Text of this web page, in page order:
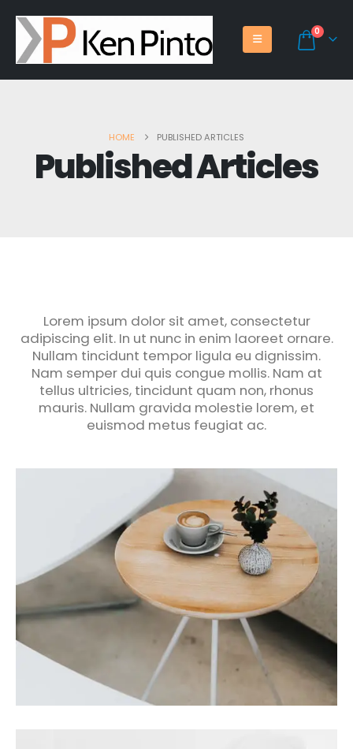
0
HOME PUBLISHED ARTICLES
Published Articles
Lorem ipsum dolor sit amet, consectetur
adipiscing elit. In ut nunc in enim laoreet ornare.
Nullam tincidunt tempor ligula eu dignissim.
Nam semper dui quis congue mollis. Nam at
tellus ultricies, tincidunt quam non, rhonus
mauris. Nullam gravida molestie lorem, et
euismod metus feugiat ac.